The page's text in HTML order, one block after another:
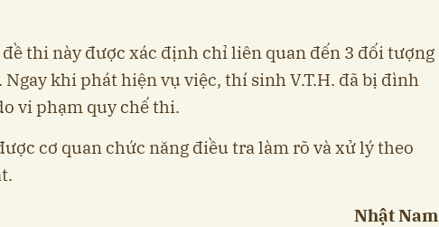
thi này được xác định chỉ liên quan đến 3 đối tượng
Ngay khi phát hiện vụ việc, thí sinh V.T.H. đã bị đình
vi phạm quy chế thi.
cơ quan chức năng điều tra làm rõ và xử lý theo
Nhật Nam